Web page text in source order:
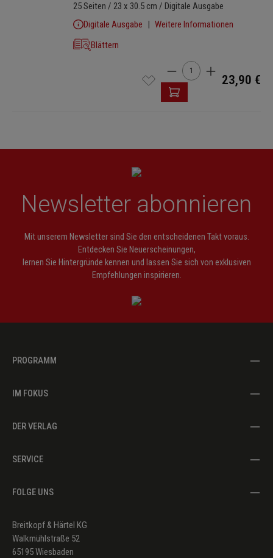
25 Seiten / 23 x 30.5 cm / Digitale Ausgabe
Digitale Ausgabe
Weitere Informationen
Blättern
Produkt Anzahl: Gib
23,90 €
Newsletter abonnieren
Mit unserem Newsletter sind Sie den entscheidenen Takt voraus.
Entdecken Sie Neuerscheinungen,
lernen Sie Hintergründe kennen und lassen Sie sich von exklusiven
Empfehlungen inspirieren.
PROGRAMM
IM FOKUS
DER VERLAG
SERVICE
FOLGE UNS
Breitkopf & Härtel KG
Walkmühlstraße 52
65195 Wiesbaden